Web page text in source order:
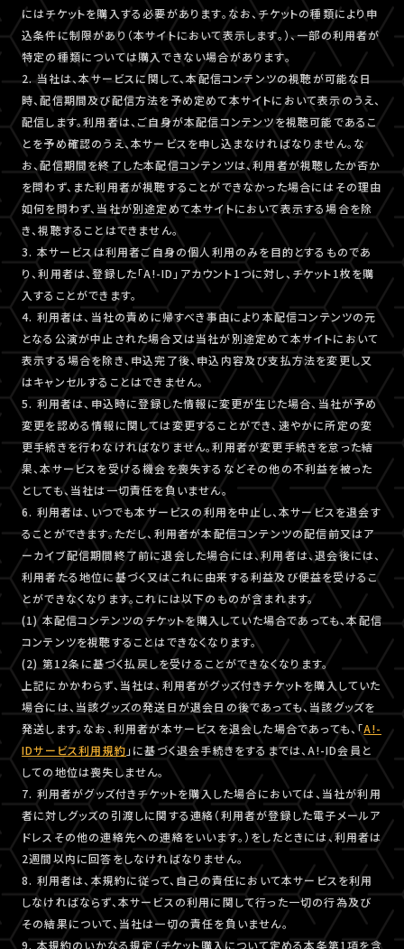
にはチケットを購入する必要があります。なお、チケットの種類により申
込条件に制限があり（本サイトにおいて表示します。）、一部の利用者が
特定の種類については購入できない場合があります。
2. 当社は、本サービスに関して、本配信コンテンツの視聴が可能な日
時、配信期間及び配信方法を予め定めて本サイトにおいて表示のうえ、
配信します。利用者は、ご自身が本配信コンテンツを視聴可能であるこ
とを予め確認のうえ、本サービスを申し込まなければなりません。な
お、配信期間を終了した本配信コンテンツは、利用者が視聴したか否か
を問わず、また利用者が視聴することができなかった場合にはその理由
如何を問わず、当社が別途定めて本サイトにおいて表示する場合を除
き、視聴することはできません。
3. 本サービスは利用者ご自身の個人利用のみを目的とするものであ
り、利用者は、登録した「A!-ID」アカウント1つに対し、チケット1枚を購
入することができます。
4. 利用者は、当社の責めに帰すべき事由により本配信コンテンツの元
となる公演が中止された場合又は当社が別途定めて本サイトにおいて
表示する場合を除き、申込完了後、申込内容及び支払方法を変更し又
はキャンセルすることはできません。
5. 利用者は、申込時に登録した情報に変更が生じた場合、当社が予め
変更を認める情報に関しては変更することができ、速やかに所定の変
更手続きを行わなければなりません。利用者が変更手続きを怠った結
果、本サービスを受ける機会を喪失するなどその他の不利益を被った
としても、当社は一切責任を負いません。
6. 利用者は、いつでも本サービスの利用を中止し、本サービスを退会す
ることができます。ただし、利用者が本配信コンテンツの配信前又はア
ーカイブ配信期間終了前に退会した場合には、利用者は、退会後には、
利用者たる地位に基づく又はこれに由来する利益及び便益を受けるこ
とができなくなります。これには以下のものが含まれます。
(1) 本配信コンテンツのチケットを購入していた場合であっても、本配信
コンテンツを視聴することはできなくなります。
(2) 第12条に基づく払戻しを受けることができなくなります。
上記にかかわらず、当社は、利用者がグッズ付きチケットを購入していた
場合には、当該グッズの発送日が退会日の後であっても、当該グッズを
発送します。なお、利用者が本サービスを退会した場合であっても、「A!-
IDサービス利用規約 」に基づく退会手続きをするまでは、A!-ID会員と
しての地位は喪失しません。
7. 利用者がグッズ付きチケットを購入した場合においては、当社が利用
者に対しグッズの引渡しに関する連絡（利用者が登録した電子メールア
ドレスその他の連絡先への連絡をいいます。）をしたときには、利用者は
2週間以内に回答をしなければなりません。
8. 利用者は、本規約に従って、自己の責任において本サービスを利用
しなければならず、本サービスの利用に関して行った一切の行為及び
その結果について、当社は一切の責任を負いません。
9. 本規約のいかなる規定（チケット購入について定める本条第1項を含